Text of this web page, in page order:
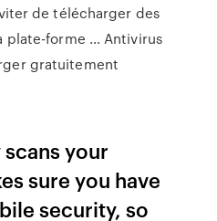
de télécharger des
plate-forme … Antivirus
gratuitement
your
sure you have
security, so